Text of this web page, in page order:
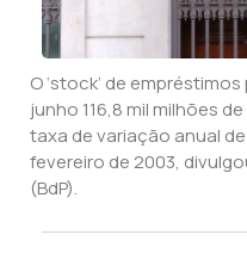
O ‘stock’ de
junho 116,8 mil milhões
taxa de variação anual
fevereiro de 2003,
(BdP).